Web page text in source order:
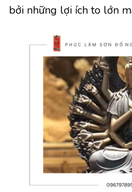
bởi những lợi ích to lớn